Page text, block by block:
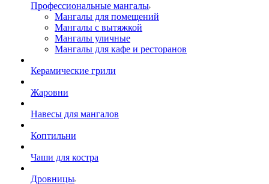
Профессиональные мангалы
Мангалы для помещений
Мангалы с вытяжкой
Мангалы уличные
Мангалы для кафе и ресторанов
Керамические грили
Жаровни
Навесы для мангалов
Коптильни
Чаши для костра
Дровницы